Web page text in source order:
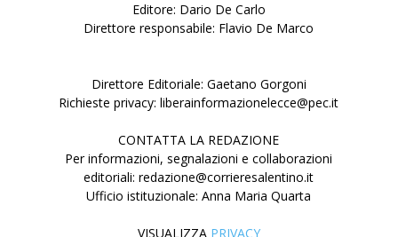
Editore: Dario De Carlo
Direttore responsabile: Flavio De Marco
Direttore Editoriale: Gaetano Gorgoni
Richieste privacy: liberainformazionelecce@pec.it
CONTATTA LA REDAZIONE
Per informazioni, segnalazioni e collaborazioni
editoriali: redazione@corrieresalentino.it
Ufficio istituzionale: Anna Maria Quarta
VISUALIZZA PRIVACY